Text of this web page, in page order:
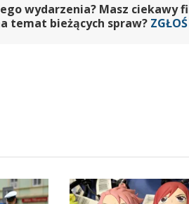
wydarzenia? Masz ciekawy
temat bieżących spraw?